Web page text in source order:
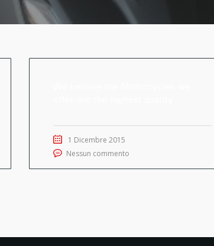
1 Dicembre 2015
Nessun commento